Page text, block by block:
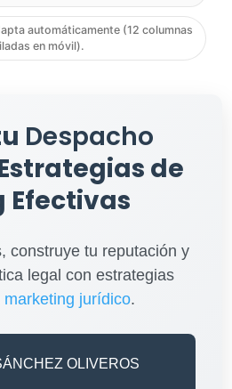
automáticamente (12 columnas
en móvil).
Despacho
de
Efectivas
construye tu reputación y
legal con estrategias
marketing jurídico.
OLIVEROS